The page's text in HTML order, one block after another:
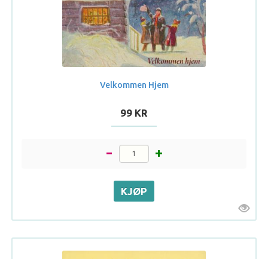
Velkommen Hjem
99 KR